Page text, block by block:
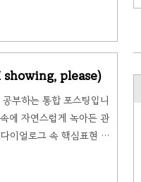
설명 (Situation)Sophia
showing, please)
부하는 통합 포스팅입니
에 자연스럽게 녹아든 관
이얼로그 속 핵심표현 정
상황 설명